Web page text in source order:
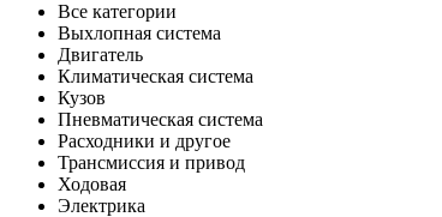
Все категории
Выхлопная система
Двигатель
Климатическая система
Кузов
Пневматическая система
Расходники и другое
Трансмиссия и привод
Ходовая
Электрика